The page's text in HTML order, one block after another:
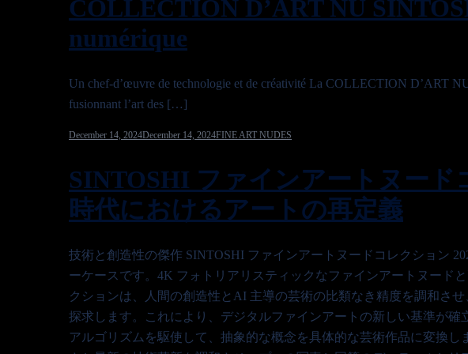
COLLECTION D’ART NU
numérique
Un chef-d’œuvre de technologie et de créativité La COLLECTION D’ART
fusionnant l’art des […]
December 14, 2024December 14, 2024FINE ART NUDES
SINTOSHI ファインアートヌード
時代におけるアートの再定義
技術と創造性の傑作 SINTOSHI ファインアートヌードコレクション
ーケースです。4K フォトリアリスティックなファインアートヌード
クションは、人間の創造性とAI 主導の芸術の比類なき精度を調和さ
探求します。これにより、デジタルファインアートの新しい基準が
アルゴリズムを駆使して、抽象的な概念を具体的な芸術作品に変換